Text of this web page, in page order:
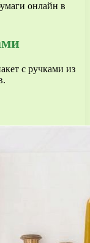
онлайн в
с ручками из